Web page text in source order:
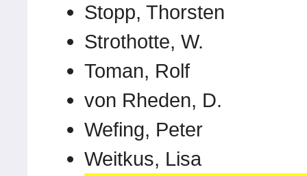
Stopp, Thorsten
Strothotte, W.
Toman, Rolf
von Rheden, D.
Wefing, Peter
Weitkus, Lisa